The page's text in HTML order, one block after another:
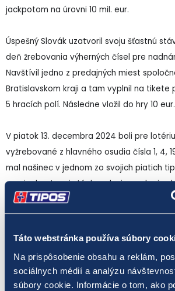
Táto webstránka používa súbory
Na prispôsobenie obsahu a reklám,
sociálnych médií a analýzu
súbory cookie. Informácie o tom, ako
jackpotom na úrovni 10 mil. eur.
Úspešný Slovák uzatvoril svoju šťastnú
deň žrebovania výherných čísel pre
Navštívil jedno z predajných miest
Bratislavskom kraji a tam vyplnil na tikete
5 hracích polí. Následne vložil do hry 10 eur.
V piatok 13. decembra 2024 boli pre
vyžrebované z hlavného osudia čísla 1, 4,
mal našinec v jednom zo svojich piatich
eurojackpotovej stávke a k nim mal
čísla 2 a 4. Avšak z powerballového
čísla 1 a 3. Za uhádnutie piatich čísel
poradia vo výške 130 803,70 eura.
V tomto roku doteraz získali výhru v